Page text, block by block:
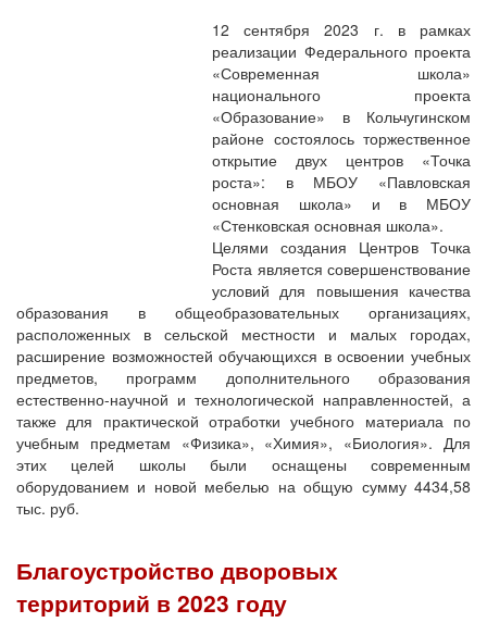
12 сентября 2023 г. в рамках
реализации Федерального проекта
«Современная школа»
национального проекта
«Образование» в Кольчугинском
районе состоялось торжественное
открытие двух центров «Точка
роста»: в МБОУ «Павловская
основная школа» и в МБОУ
«Стенковская основная школа».
Целями создания Центров Точка
Роста является совершенствование
условий для повышения качества
образования в общеобразовательных организациях,
расположенных в сельской местности и малых городах,
расширение возможностей обучающихся в освоении учебных
предметов, программ дополнительного образования
естественно-научной и технологической направленностей, а
также для практической отработки учебного материала по
учебным предметам «Физика», «Химия», «Биология». Для
этих целей школы были оснащены современным
оборудованием и новой мебелью на общую сумму 4434,58
тыс. руб.
Благоустройство дворовых
территорий в 2023 году